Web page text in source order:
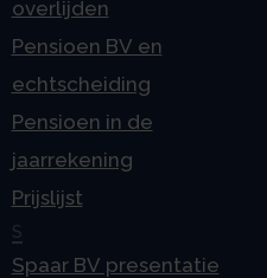
overlijden
Pensioen BV en
echtscheiding
Pensioen in de
jaarrekening
Prijslijst
S
Spaar BV presentatie